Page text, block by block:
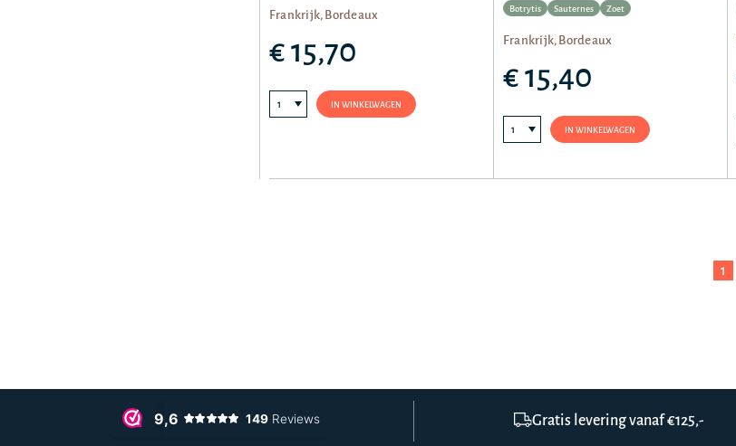
Frankrijk, Bordeaux
€ 15,70
IN WINKELWAGEN
Botrytis Sauternes Zoet
Frankrijk, Bordeaux
€ 15,40
IN WINKELWAGEN
1
Gratis levering vanaf €125,-